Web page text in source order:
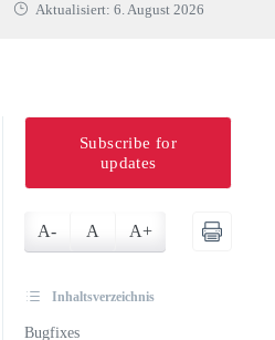
Aktualisiert: 6. August 2026
Subscribe for
updates
A- A A+
Inhaltsverzeichnis
Bugfixes